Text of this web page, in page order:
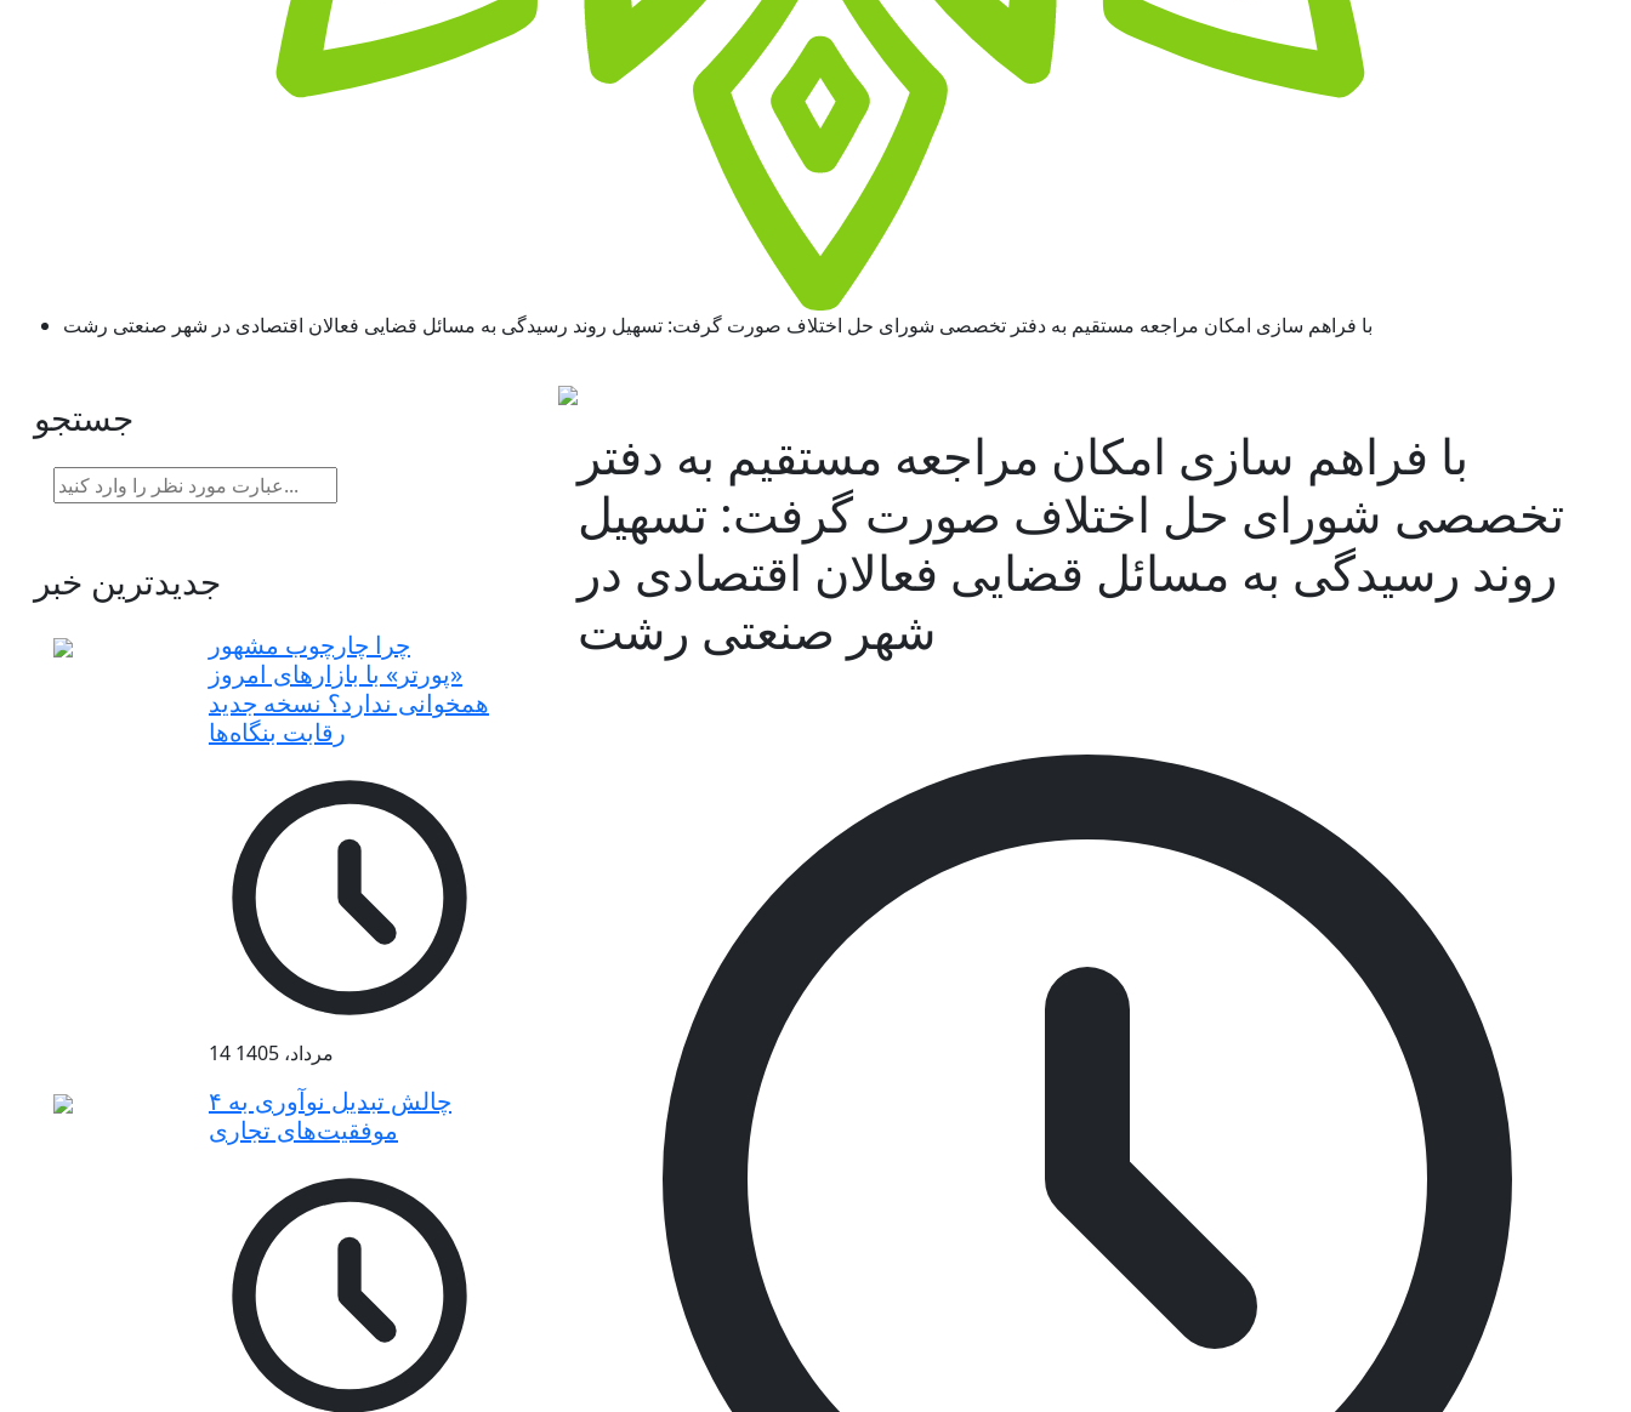
با فراهم سازی امکان مراجعه مستقیم به دفتر تخصصی شورای حل اختلاف صورت گرفت: تسهیل روند رسیدگی به مسائل قضایی فعالان اقتصادی در شهر صنعتی رشت
جستجو
جدیدترین خبر
چرا چارچوب مشهور
«پورتر» با بازارهای امروز
همخوانی ندارد؟ نسخه جدید
رقابت‌ بنگاه‌ها
14 مرداد، 1405
۴ چالش تبدیل نوآوری به
موفقیت‌های تجاری
با فراهم سازی امکان مراجعه مستقیم به دفتر
تخصصی شورای حل اختلاف صورت گرفت: تسهیل
روند رسیدگی به مسائل قضایی فعالان اقتصادی در
شهر صنعتی رشت